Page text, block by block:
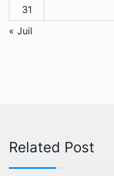
31
« Juil
Related Post